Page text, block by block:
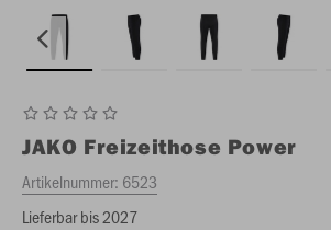
JAKO Freizeithose Power
Artikelnummer: 6523
Lieferbar bis 2027